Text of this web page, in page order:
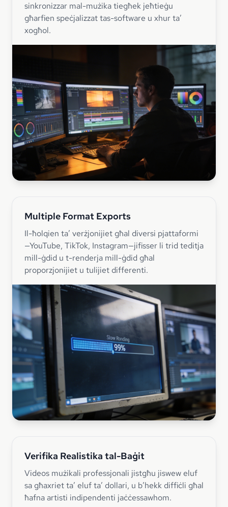
sinkronizzar mal-mużika tiegħek jeħtieġu
għarfien speċjalizzat tas-software u xhur ta’
xogħol.
Multiple Format Exports
Il-ħolqien ta’ verżjonijiet għal diversi pjattaformi
—YouTube, TikTok, Instagram—jifisser li trid teditja
mill-ġdid u t-renderja mill-ġdid għal
proporzjonijiet u tulijiet differenti.
Verifika Realistika tal-Baġit
Videos mużikali professjonali jistgħu jiswew eluf
sa għaxriet ta’ eluf ta’ dollari, u b’hekk diffiċli għal
ħafna artisti indipendenti jaċċessawhom.